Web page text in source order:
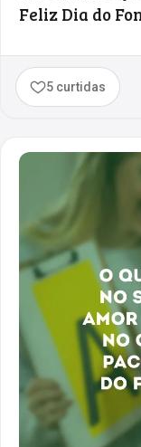
Feliz Dia do
5 curtidas